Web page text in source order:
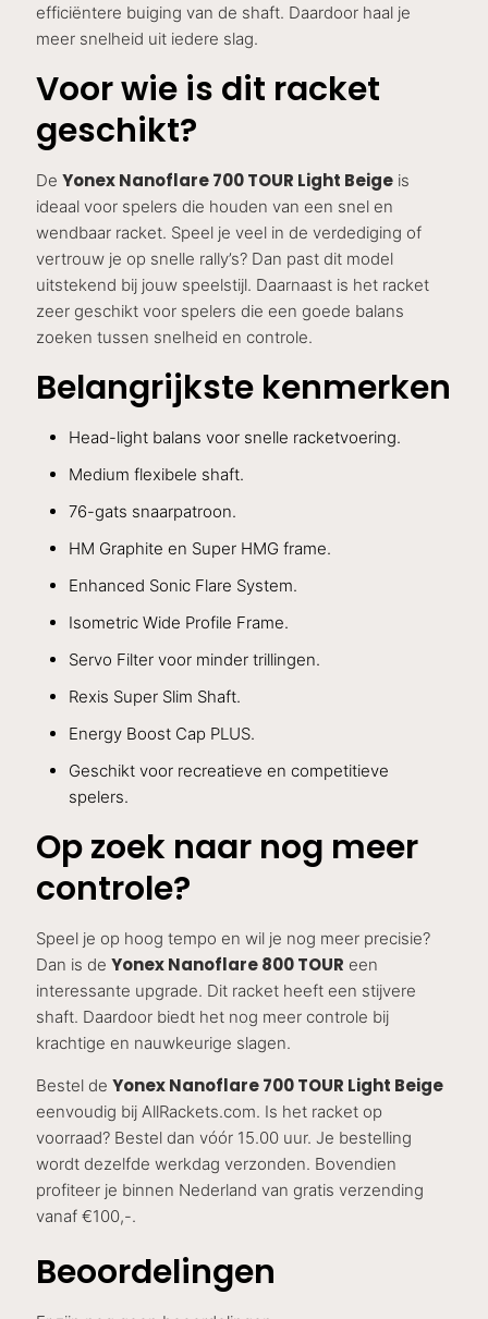
efficiëntere buiging van de shaft. Daardoor haal je
meer snelheid uit iedere slag.
Voor wie is dit racket
geschikt?
De Yonex Nanoflare 700 TOUR Light Beige is
ideaal voor spelers die houden van een snel en
wendbaar racket. Speel je veel in de verdediging of
vertrouw je op snelle rally’s? Dan past dit model
uitstekend bij jouw speelstijl. Daarnaast is het racket
zeer geschikt voor spelers die een goede balans
zoeken tussen snelheid en controle.
Belangrijkste kenmerken
Head-light balans voor snelle racketvoering.
Medium flexibele shaft.
76-gats snaarpatroon.
HM Graphite en Super HMG frame.
Enhanced Sonic Flare System.
Isometric Wide Profile Frame.
Servo Filter voor minder trillingen.
Rexis Super Slim Shaft.
Energy Boost Cap PLUS.
Geschikt voor recreatieve en competitieve
spelers.
Op zoek naar nog meer
controle?
Speel je op hoog tempo en wil je nog meer precisie?
Dan is de Yonex Nanoflare 800 TOUR een
interessante upgrade. Dit racket heeft een stijvere
shaft. Daardoor biedt het nog meer controle bij
krachtige en nauwkeurige slagen.
Bestel de Yonex Nanoflare 700 TOUR Light Beige
eenvoudig bij AllRackets.com. Is het racket op
voorraad? Bestel dan vóór 15.00 uur. Je bestelling
wordt dezelfde werkdag verzonden. Bovendien
profiteer je binnen Nederland van gratis verzending
vanaf €100,-.
Beoordelingen